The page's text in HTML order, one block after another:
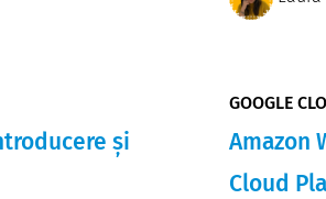
și
GOOGLE
Amazon
Cloud